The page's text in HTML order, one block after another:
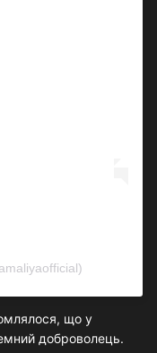
що у
доброволець.